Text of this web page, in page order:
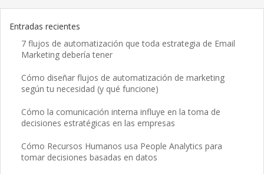
Entradas recientes
7 flujos de automatización que toda estrategia de Email
Marketing debería tener
Cómo diseñar flujos de automatización de marketing
según tu necesidad (y qué funcione)
Cómo la comunicación interna influye en la toma de
decisiones estratégicas en las empresas
Cómo Recursos Humanos usa People Analytics para
tomar decisiones basadas en datos